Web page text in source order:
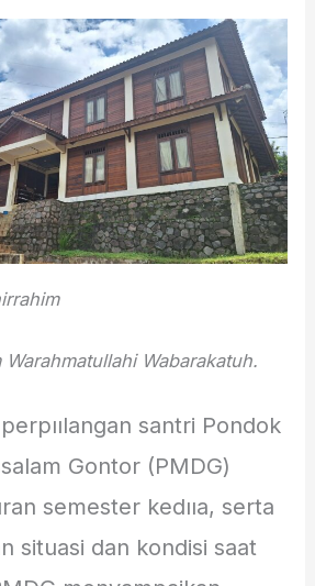
Warahmatullahi Wabarakatuh.
santri Pondok
Gontor (PMDG)
semester kedııa, serta
situasi dan kondisi saat